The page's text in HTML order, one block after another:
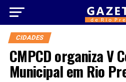
CIDADES
CMPCD organiza V
Municipal em Rio